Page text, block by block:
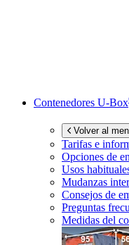
Contenedores U-Box
Volver al
Tarifas e
Opciones de
Usos
Mudanzas
Consejos de
Preguntas
Medidas del